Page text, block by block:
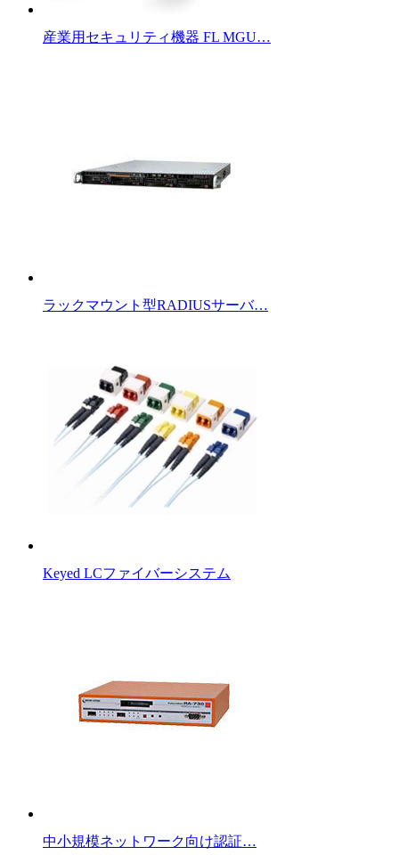
産業用セキュリティ機器 FL MGU…
ラックマウント型RADIUSサーバ…
Keyed LCファイバーシステム
中小規模ネットワーク向け認証…